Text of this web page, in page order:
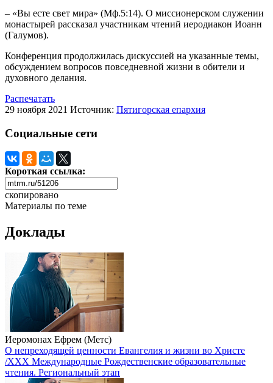
– «Вы есте свет мира» (Мф.5:14). О миссионерском служении
монастырей рассказал участникам чтений иеродиакон Иоанн
(Галумов).
Конференция продолжилась дискуссией на указанные темы,
обсуждением вопросов повседневной жизни в обители и
духовного делания.
Распечатать
29 ноября 2021 Источник: Пятигорская епархия
Социальные сети
Короткая ссылка:
скопировано
Материалы по теме
Доклады
Иеромонах Ефрем (Метс)
О непреходящей ценности Евангелия и жизни во Христе
/XXX Международные Рождественские образовательные
чтения. Региональный этап